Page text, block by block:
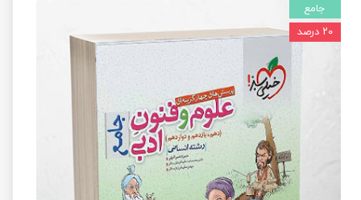
جامع
۲۰ درصد